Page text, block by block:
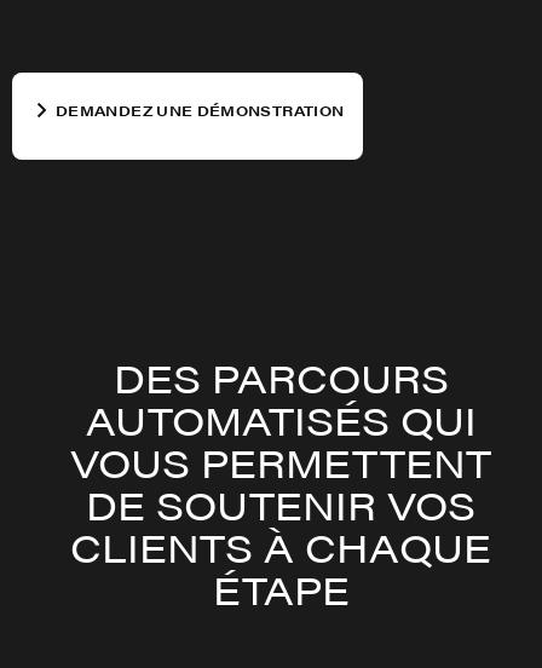
DEMANDEZ UNE DÉMONSTRATION
DES PARCOURS
AUTOMATISÉS QUI
VOUS PERMETTENT
DE SOUTENIR VOS
CLIENTS À CHAQUE
ÉTAPE